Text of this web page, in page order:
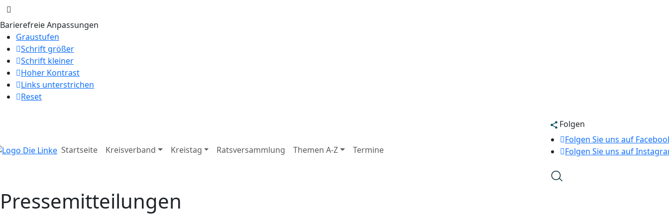
Barierefreie Anpassungen
Graustufen
Schrift größer
Schrift kleiner
Hoher Kontrast
Links unterstrichen
Reset
Startseite Kreisverband Kreistag Ratsversammlung Themen A-Z Termine
Folgen
Folgen Sie uns auf
Folgen Sie uns auf
Pressemitteilungen